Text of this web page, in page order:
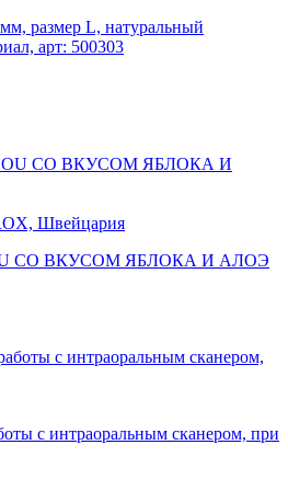
размер L, натуральный
арт: 500303
Швейцария
СО ВКУСОМ ЯБЛОКА И АЛОЭ
с интраоральным сканером, при